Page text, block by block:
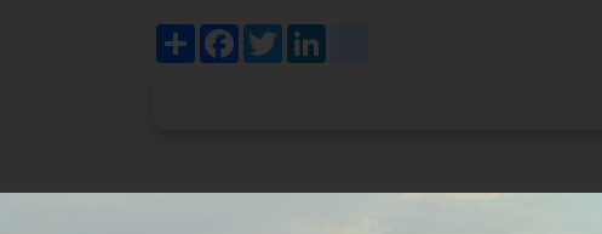
ShareFacebook
Twitter